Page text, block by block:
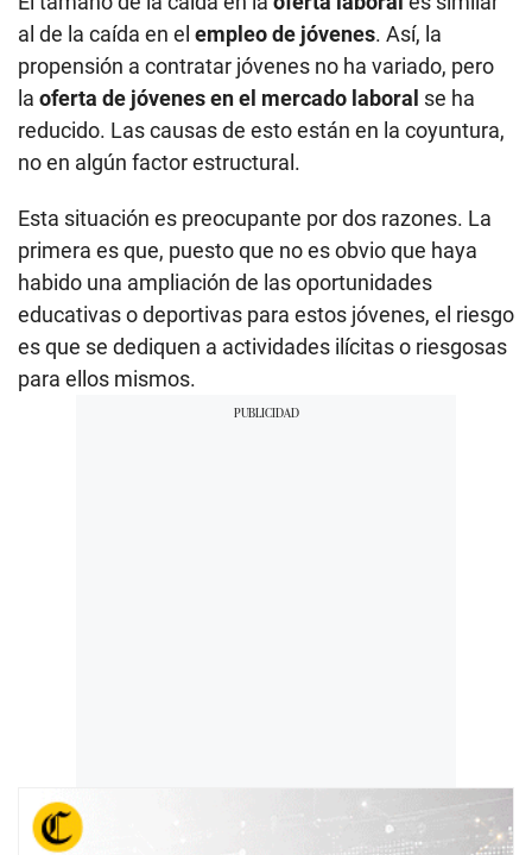
al de la caída en el empleo de jóvenes. Así, la
propensión a contratar jóvenes no ha variado, pero
la oferta de jóvenes en el mercado laboral se ha
reducido. Las causas de esto están en la coyuntura,
no en algún factor estructural.
Esta situación es preocupante por dos razones. La
primera es que, puesto que no es obvio que haya
habido una ampliación de las oportunidades
educativas o deportivas para estos jóvenes, el riesgo
es que se dediquen a actividades ilícitas o riesgosas
para ellos mismos.